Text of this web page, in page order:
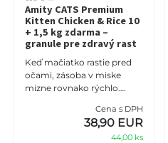
Amity CATS Premium
Kitten Chicken & Rice 10
+ 1,5 kg zdarma –
granule pre zdravý rast
Keď mačiatko rastie pred
očami, zásoba v miske
mizne rovnako rýchlo.
Kitten Chicken & Rice 10 +
1,5 kg zdarma prináša spolu
Cena s DPH
38,90 EUR
44,00 ks